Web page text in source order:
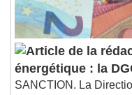
énergétique : la